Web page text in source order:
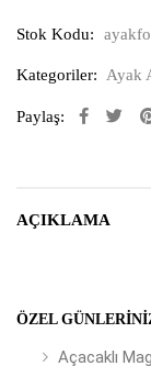
Stok Kodu:
Kategoriler: Ayak
Paylaş:
AÇIKLAMA
ÖZEL
Açacaklı